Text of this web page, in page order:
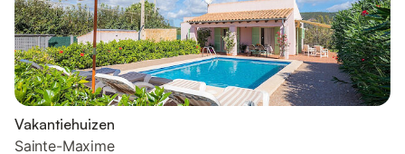
Vakantiehuizen
Sainte-Maxime